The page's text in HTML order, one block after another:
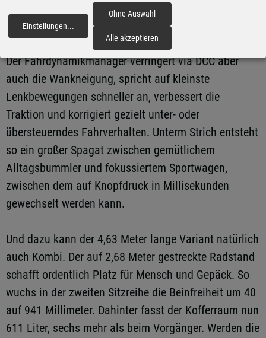
und präzises Handling, gezielte Bremseingriffe an der
kurveninneren Fahrzeugseite reduzieren parallel dazu
im Übergangs- und Grenzbereich das Untersteuern.
Der Fahrdynamikmanager verringert via DCC aber
auch die Wankneigung, spricht auf kleinste
Lenkbewegungen schneller an, verbessert die
Traktion und korrigiert gezielt unter- oder
übersteuerndes Fahrverhalten. Unterm Strich entsteht
so ein großer Spagat zwischen gemütlichem
Alltagsbummler und fokussiertem Sportwagen,
zwischen dem auf Knopfdruck in Millisekunden
gewechselt werden kann.
Und dazu kann der 4,63 Meter lange Variant natürlich
auch Kombi. Der auf 2,68 Meter gestreckte Radstand
schafft ordentlich Platz für Mensch und Gepäck. So
wuchs in der zweiten Sitzreihe die Beinfreiheit um 40
auf 941 Millimeter. Dahinter fasst der Kofferraum nun
611 Liter, sechs mehr als beim Vorgänger. Werden die
Einstellungen...
Ohne Auswahl
Alle akzeptieren